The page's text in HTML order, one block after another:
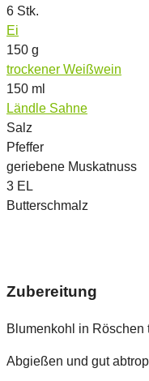
6 Stk.
Ei
150 g
trockener Weißwein
150 ml
Ländle Sahne
Salz
Pfeffer
geriebene Muskatnuss
3 EL
Butterschmalz
Zubereitung
Blumenkohl in Röschen
Abgießen und gut